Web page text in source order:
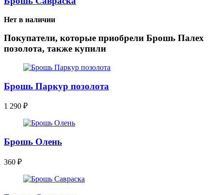
Нет в наличии
Покупатели, которые приобрели Брошь Палех
позолота, также купили
Брошь Паркур позолота
1 290 ₽
Брошь Олень
360 ₽